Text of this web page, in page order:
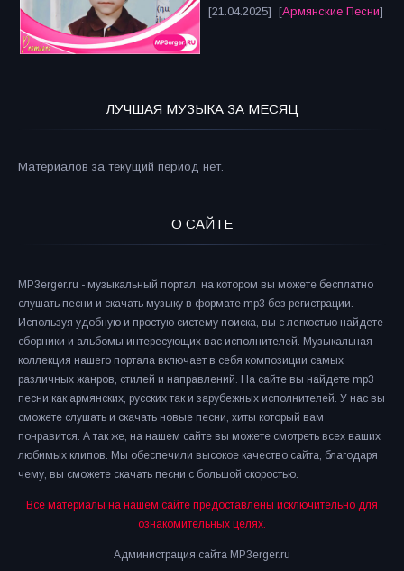
[21.04.2025] [Армянские Песни]
ЛУЧШАЯ МУЗЫКА ЗА МЕСЯЦ
Материалов за текущий период нет.
О САЙТЕ
MP3erger.ru - музыкальный портал, на котором вы можете бесплатно
слушать песни и скачать музыку в формате mp3 без регистрации.
Используя удобную и простую систему поиска, вы с легкостью найдете
сборники и альбомы интересующих вас исполнителей. Музыкальная
коллекция нашего портала включает в себя композиции самых
различных жанров, стилей и направлений. На сайте вы найдете mp3
песни как армянских, русских так и зарубежных исполнителей. У нас вы
сможете слушать и скачать новые песни, хиты который вам
понравится. А так же, на нашем сайте вы можете смотреть всех ваших
любимых клипов. Мы обеспечили высокое качество сайта, благодаря
чему, вы сможете скачать песни с большой скоростью.
Все материалы на нашем сайте предоставлены исключительно для
ознакомительных целях.
Администрация сайта MP3erger.ru